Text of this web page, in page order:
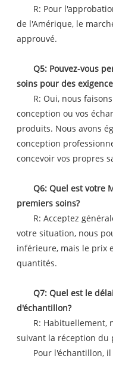
R: Pour
de l'Amérique, le
approuvé.
Q5: Pouvez-vous
soins pour des
R: Oui, nous
conception ou vos
produits. Nous avons
conception
concevoir vos propres
Q6: Quel est votre
premiers soins?
R: Acceptez
votre situation, nous
inférieure, mais le prix
quantités.
Q7: Quel est le
d'échantillon?
R: Habituellement,
suivant la réception du
Pour l'échantillon,